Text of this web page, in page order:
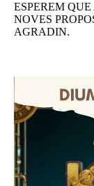
ESPEREM
NOVES
AGRADIN.